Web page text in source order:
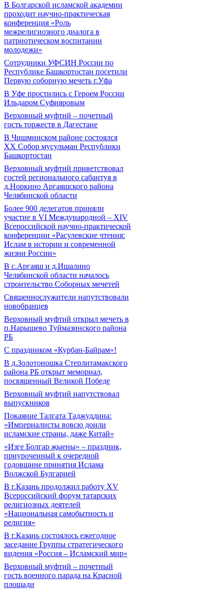
В Болгарской исламской академии
проходит научно-практическая
конференция «Роль
межрелигиозного диалога в
патриотическом воспитании
молодежи»
Сотрудники УФСИН России по
Республике Башкортостан посетили
Первую соборную мечеть г.Уфа
В Уфе простились с Героем России
Ильдаром Суфияровым
Верховный муфтий – почетный
гость торжеств в Дагестане
В Чишминском районе состоялся
XX Собор мусульман Республики
Башкортостан
Верховный муфтий приветствовал
гостей регионального сабантуя в
д.Норкино Аргаяшского района
Челябинской области
Более 900 делегатов приняли
участие в VI Международной – ХIV
Всероссийской научно-практической
конференции «Расулевские чтения:
Ислам в истории и современной
жизни России»
В с.Аргаяш и д.Ишалино
Челябинской области началось
строительство Соборных мечетей
Священнослужители напутствовали
новобранцев
Верховный муфтий открыл мечеть в
п.Нарышево Туймазинского района
РБ
С праздником «Курбан-Байрам»!
В д.Золотоношка Стерлитамакского
района РБ открыт мемориал,
посвященный Великой Победе
Верховный муфтий напутствовал
выпускников
Покаяние Талгата Таджуддина:
«Империалисты вовсю доили
исламские страны, даже Китай»
«Изге Болгар җыены» – праздник,
приуроченный к очередной
годовщине принятия Ислама
Волжской Булгарией
В г.Казань продолжил работу XV
Всероссийский форум татарских
религиозных деятелей
«Национальная самобытность и
религия»
В г.Казань состоялось ежегодное
заседание Группы стратегического
видения «Россия – Исламский мир»
Верховный муфтий – почетный
гость военного парада на Красной
площади